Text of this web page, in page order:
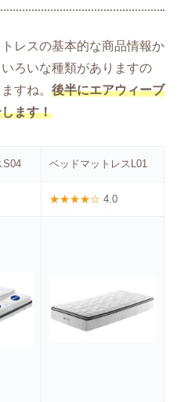
レスの基本的な商品情報か
ろいな種類がありますの
すね。 後半にエアウィーブ
ます！
S04 ベッドマットレスL01
★★★★☆4.0